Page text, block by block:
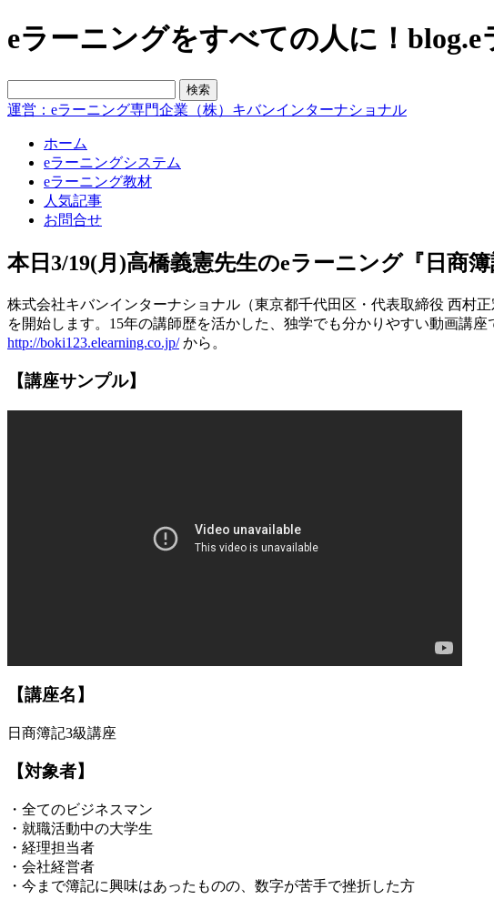
eラーニングをすべての人に！blog.e
運営：eラーニング専門企業（株）キバンインターナショナル
ホーム
eラーニングシステム
eラーニング教材
人気記事
お問合せ
本日3/19(月)高橋義憲先生のeラーニング『日商簿
株式会社キバンインターナショナル（東京都千代田区・代表取締役 西村
を開始します。15年の講師歴を活かした、独学でも分かりやすい動画講
http://boki123.elearning.co.jp/から。
【講座サンプル】
【講座名】
日商簿記3級講座
【対象者】
・全てのビジネスマン
・就職活動中の大学生
・経理担当者
・会社経営者
・今まで簿記に興味はあったものの、数字が苦手で挫折した方